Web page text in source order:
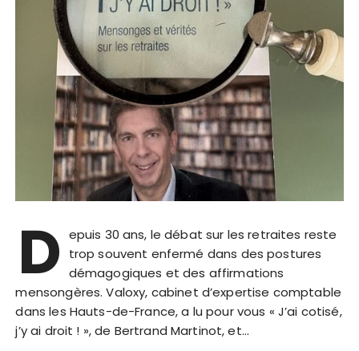
D epuis 30 ans, le débat sur les retraites reste
trop souvent enfermé dans des postures
démagogiques et des affirmations
mensongères. Valoxy, cabinet d’expertise comptable
dans les Hauts-de-France, a lu pour vous « J’ai cotisé,
j’y ai droit ! », de Bertrand Martinot, et…